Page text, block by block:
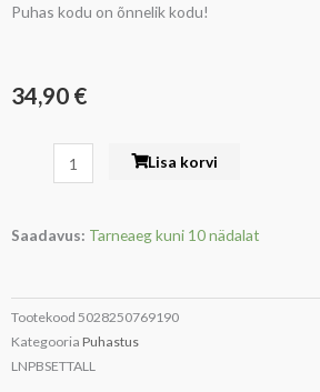
Puhas kodu on õnnelik kodu!
34,90 €
25,5x23x99cm
Nostalgia
kogus
Lisa korvi
Saadavus: Tarneaeg kuni 10 nädalat
Tootekood 5028250769190
Kategooria Puhastus
LNPBSETTALL